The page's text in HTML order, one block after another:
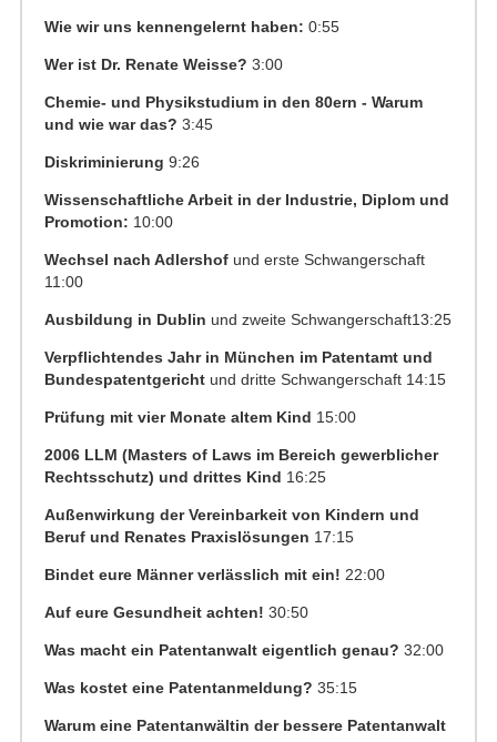
Wie wir uns kennengelernt haben: 0:55
Wer ist Dr. Renate Weisse? 3:00
Chemie- und Physikstudium in den 80ern - Warum
und wie war das? 3:45
Diskriminierung 9:26
Wissenschaftliche Arbeit in der Industrie, Diplom und
Promotion: 10:00
Wechsel nach Adlershof und erste Schwangerschaft
11:00
Ausbildung in Dublin und zweite Schwangerschaft13:25
Verpflichtendes Jahr in München im Patentamt und
Bundespatentgericht und dritte Schwangerschaft 14:15
Prüfung mit vier Monate altem Kind 15:00
2006 LLM (Masters of Laws im Bereich gewerblicher
Rechtsschutz) und drittes Kind 16:25
Außenwirkung der Vereinbarkeit von Kindern und
Beruf und Renates Praxislösungen 17:15
Bindet eure Männer verlässlich mit ein! 22:00
Auf eure Gesundheit achten! 30:50
Was macht ein Patentanwalt eigentlich genau? 32:00
Was kostet eine Patentanmeldung? 35:15
Warum eine Patentanwältin der bessere Patentanwalt